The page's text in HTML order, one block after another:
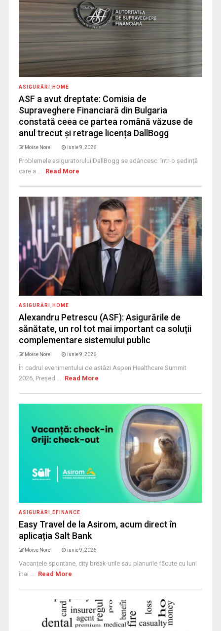
ASIGURĂRI HOME
ASF a avut dreptate: Comisia de
Supraveghere Financiară din Bulgaria
constată ceea ce partea română văzuse de
anul trecut și retrage licența DallBogg
Moise Norel iunie 9, 2026
Problemele asiguratorului DallBogg se adâncesc: într-o ședință
care a ... Read More
ASIGURĂRI HOME
Alexandru Petrescu (ASF): Asigurările de
sănătate, un rol tot mai important ca soluții
complementare sistemului public
Moise Norel iunie 9, 2026
În cadrul evenimentului de astăzi Aspen Healthcare Summit
2026, Președ ... Read More
ASIGURĂRI EFINANCE
Easy Travel de la Asirom, acum direct în
aplicația Salt Bank
Moise Norel iunie 9, 2026
Vacanțele spontane, city break-urile sau planurile făcute cu luni
înai ... Read More